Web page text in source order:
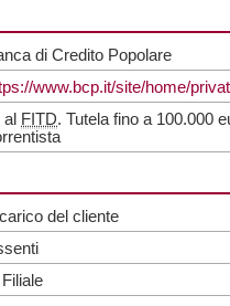
di Credito Popolare
www.bcp.it/site/home/
FITD. Tutela fino a 100.000
del cliente
Filiale